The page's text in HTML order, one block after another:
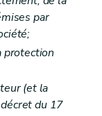
par
protection
(et la
du 17